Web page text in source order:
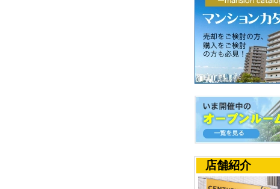
店舗紹介